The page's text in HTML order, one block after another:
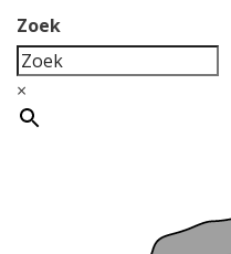
Zoek
×